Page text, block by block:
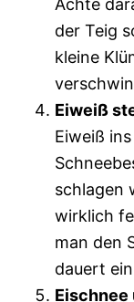
der Teig
kleine
Eiweiß
Eiweiß
schlagen
wirklich
man den
dauert
Eischnee